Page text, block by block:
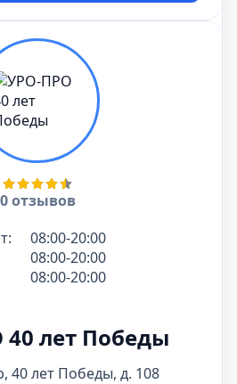
0 отзывов
08:00-20:00
08:00-20:00
08:00-20:00
лет Победы
40 лет Победы, д. 108